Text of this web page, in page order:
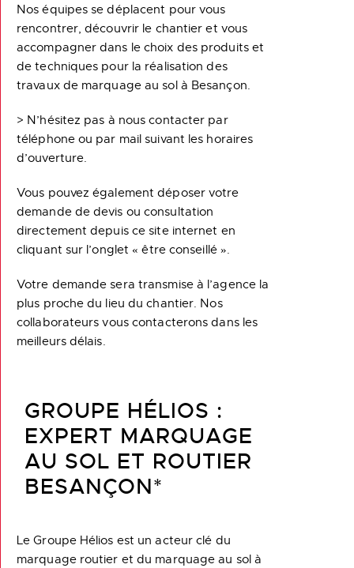
Nos équipes se déplacent pour vous
rencontrer, découvrir le chantier et vous
accompagner dans le choix des produits et
de techniques pour la réalisation des
travaux de marquage au sol à Besançon.
> N’hésitez pas à nous contacter par
téléphone ou par mail suivant les horaires
d’ouverture.
Vous pouvez également déposer votre
demande de devis ou consultation
directement depuis ce site internet en
cliquant sur l’onglet « être conseillé ».
Votre demande sera transmise à l’agence la
plus proche du lieu du chantier. Nos
collaborateurs vous contacterons dans les
meilleurs délais.
GROUPE HÉLIOS :
EXPERT MARQUAGE
AU SOL ET ROUTIER
BESANÇON*
Le Groupe Hélios est un acteur clé du
marquage routier et du marquage au sol à